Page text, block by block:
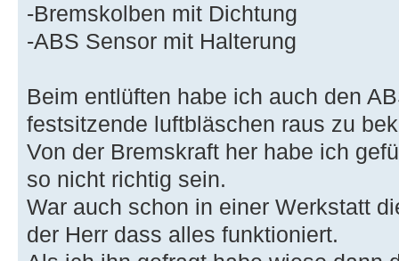
-Bremskolben mit Dichtung
-ABS Sensor mit Halterung
Beim entlüften habe ich auch den
festsitzende luftbläschen raus zu
Von der Bremskraft her habe ich
so nicht richtig sein.
War auch schon in einer Werkstatt
der Herr dass alles funktioniert.